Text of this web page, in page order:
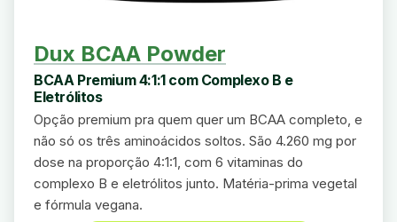
Dux BCAA Powder
BCAA Premium 4:1:1 com Complexo B e
Eletrólitos
Opção premium pra quem quer um BCAA completo, e
não só os três aminoácidos soltos. São 4.260 mg por
dose na proporção 4:1:1, com 6 vitaminas do
complexo B e eletrólitos junto. Matéria-prima vegetal
e fórmula vegana.